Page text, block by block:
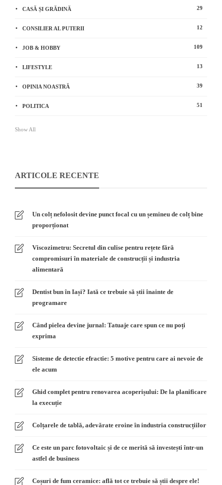
CASĂ ȘI GRĂDINĂ 29
CONSILIER AL PUTERII 12
JOB & HOBBY 109
LIFESTYLE 13
OPINIA NOASTRĂ 39
POLITICA 51
Show All
ARTICOLE RECENTE
Un colț nefolosit devine punct focal cu un șemineu de colț bine
proporționat
Viscozimetru: Secretul din culise pentru rețete fără
compromisuri în materiale de construcții și industria
alimentară
Dentist bun în Iași? Iată ce trebuie să știi înainte de
programare
Când pielea devine jurnal: Tatuaje care spun ce nu poți
exprima
Sisteme de detectie efractie: 5 motive pentru care ai nevoie de
ele acum
Ghid complet pentru renovarea acoperișului: De la planificare
la execuție
Colțarele de tablă, adevărate eroine în industria construcțiilor
Ce este un parc fotovoltaic și de ce merită să investești într-un
astfel de business
Coșuri de fum ceramice: află tot ce trebuie să știi despre ele!